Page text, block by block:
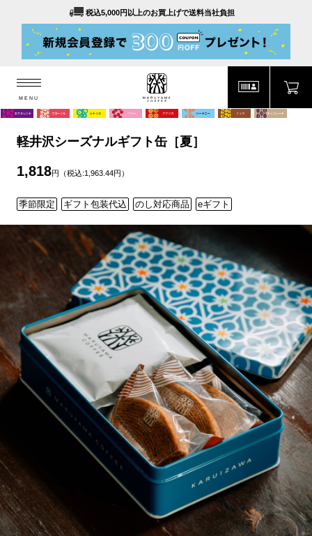
税込5,000円以上のお買上げで送料当社負担
MENU
MENU
軽井沢シーズナルギフト缶［夏］
1,818円（税込:1,963.44円）
季節限定 ギフト包装代込 のし対応商品 eギフト